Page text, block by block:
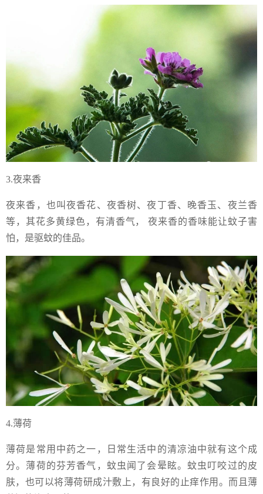
3.夜来香
夜来香，也叫夜香花、夜香树、夜丁香、晚香玉、夜兰香
等，其花多黄绿色，有清香气， 夜来香的香味能让蚊子害
怕，是驱蚊的佳品。
4.薄荷
薄荷是常用中药之一，日常生活中的清凉油中就有这个成
分。薄荷的芬芳香气，蚊虫闻了会晕眩。蚊虫叮咬过的皮
肤，也可以将薄荷研成汁敷上，有良好的止痒作用。而且薄